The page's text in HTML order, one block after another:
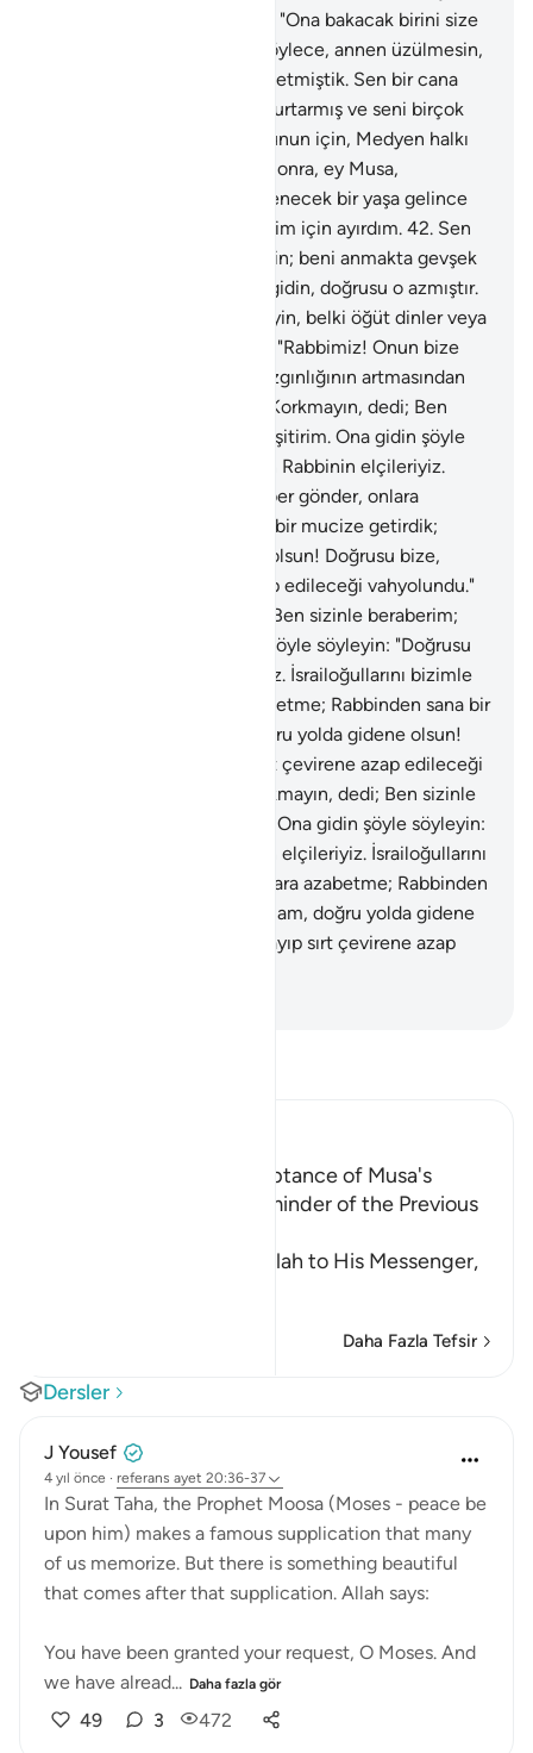
Glad Tidings of the acceptance of Musa's
Supplication and the Reminder of the Previous
This is a response from Allah to His Messenger,
Daha Fazla Tefsir
Dersler
J Yousef
4 yıl önce · referans ayet 20:36-37
In Surat Taha, the Prophet Moosa (Moses - peace be
upon him) makes a famous supplication that many
of us memorize. But there is something beautiful
that comes after that supplication. Allah says:
You have been granted your request, O Moses. And
we have alread... Daha fazla gör
49 3 472
Firavun'un sarayına giderek: "Ona bakacak birini size
göstereyim mi?" diyordu. Böylece, annen üzülmesin,
sevinsin diye, seni ona iade etmiştik. Sen bir cana
kıymıştın, seni üzüntüden kurtarmış ve seni birçok
musibetlerle denemiştik. Bunun için, Medyen halkı
arasında yıllarca kalmıştın. Sonra, ey Musa,
peygamberlik görevini yüklenecek bir yaşa gelince
Seni kendim için ayırdım. 42. Sen
ve kardeşin, ayetlerimle gidin; beni anmakta gevşek
Firavun'a gidin, doğrusu o azmıştır.
Ona yumuşak söz söyleyin, belki öğüt dinler veya
Musa ve kardeşi: "Rabbimiz! Onun bize
kötülük etmesinden veya azgınlığının artmasından
Allah: Korkmayın, dedi; Ben
sizinle beraberim; görür ve işitirim. Ona gidin şöyle
söyleyin: "Doğrusu biz senin Rabbinin elçileriyiz.
İsrailoğullarını bizimle beraber gönder, onlara
azabetme; Rabbinden sana bir mucize getirdik;
selam, doğru yolda gidene olsun! Doğrusu bize,
yalanlayıp sırt çevirene azap edileceği vahyolundu."
Allah: Korkmayın, dedi; Ben sizinle beraberim;
görür ve işitirim. Ona gidin şöyle söyleyin: "Doğrusu
biz senin Rabbinin elçileriyiz. İsrailoğullarını bizimle
beraber gönder, onlara azabetme; Rabbinden sana bir
mucize getirdik; selam, doğru yolda gidene olsun!
Doğrusu bize, yalanlayıp sırt çevirene azap edileceği
Allah: Korkmayın, dedi; Ben sizinle
beraberim; görür ve işitirim. Ona gidin şöyle söyleyin:
"Doğrusu biz senin Rabbinin elçileriyiz. İsrailoğullarını
bizimle beraber gönder, onlara azabetme; Rabbinden
sana bir mucize getirdik; selam, doğru yolda gidene
olsun! Doğrusu bize, yalanlayıp sırt çevirene azap